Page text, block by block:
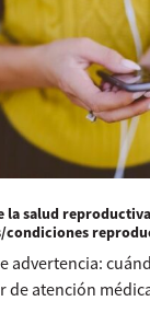
la salud
condiciones
advertencia:
de atención